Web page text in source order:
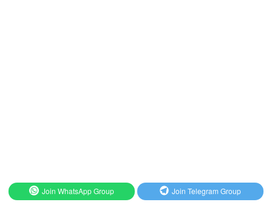
Join WhatsApp Group Join Telegram Group